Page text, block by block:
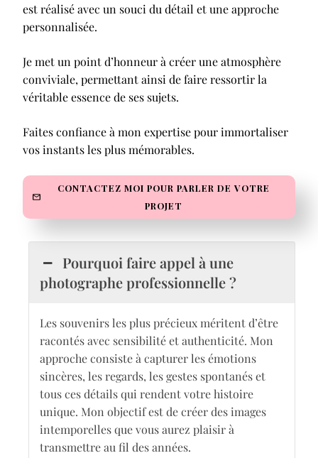
est réalisé avec un souci du détail et une approche
personnalisée.
Je met un point d’honneur à créer une atmosphère
conviviale, permettant ainsi de faire ressortir la
véritable essence de ses sujets.
Faites confiance à mon expertise pour immortaliser
vos instants les plus mémorables.
CONTACTEZ MOI POUR PARLER DE VOTRE
PROJET
Pourquoi faire appel à une
photographe professionnelle ?
Les souvenirs les plus précieux méritent d’être
racontés avec sensibilité et authenticité. Mon
approche consiste à capturer les émotions
sincères, les regards, les gestes spontanés et
tous ces détails qui rendent votre histoire
unique. Mon objectif est de créer des images
intemporelles que vous aurez plaisir à
transmettre au fil des années.